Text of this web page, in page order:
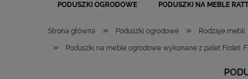
PODUSZKI OGRODOWE PODUSZKI NA MEBLE
Strona główna » Poduszki ogrodowe » Rodzaje mebli
» Poduszki na meble ogrodowe wykonane z palet Fiolet: